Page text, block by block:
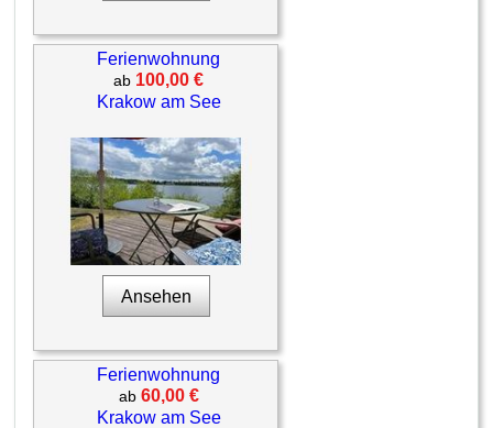
Ferienwohnung
ab 100,00 €
Krakow am See
Ansehen
Ferienwohnung
ab 60,00 €
Krakow am See